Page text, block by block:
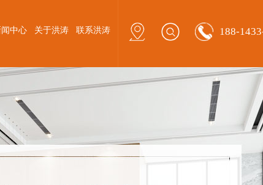
闻中心 关于洪涛 联系洪涛 188-